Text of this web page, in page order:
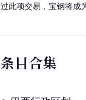
过此项交易，宝钢将成
条目合集